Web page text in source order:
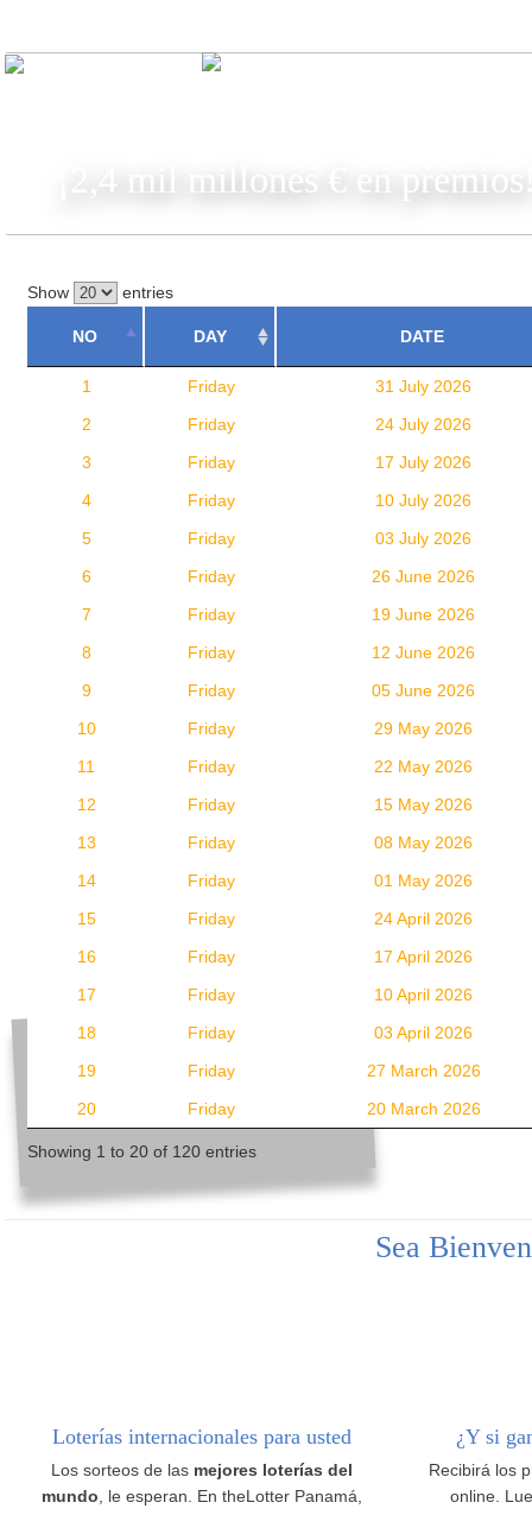
¡2,4 mil millones € en
Show entries
NO DAY DATE
1 Friday
31 July 2026
2
Friday
24 July 2026
3
Friday
17 July 2026
4
Friday
10 July 2026
5
Friday
03 July 2026
6
Friday
26 June 2026
7
Friday
19 June 2026
8
Friday
12 June 2026
9
Friday
05 June 2026
10
Friday
29 May 2026
11
Friday
22 May 2026
12
Friday
15 May 2026
13
Friday
08 May 2026
14
Friday
01 May 2026
15
Friday
24 April 2026
16
Friday
17 April 2026
17
Friday
10 April 2026
18
Friday
03 April 2026
19
Friday
27 March 2026
20
Friday 20 March 2026
Showing 1 to 20 of 120 entries
Sea
Loterías internacionales para usted
Los sorteos de las mejores loterías del
mundo , le esperan. En theLotter Panamá,
¿Y si
Recibirá los
online.